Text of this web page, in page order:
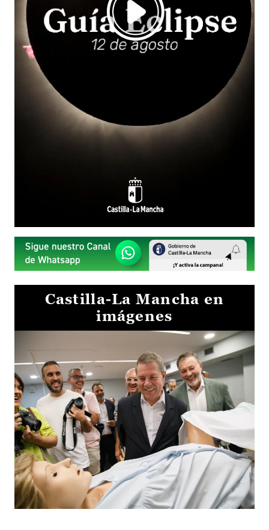
Castilla-La Mancha en
imágenes